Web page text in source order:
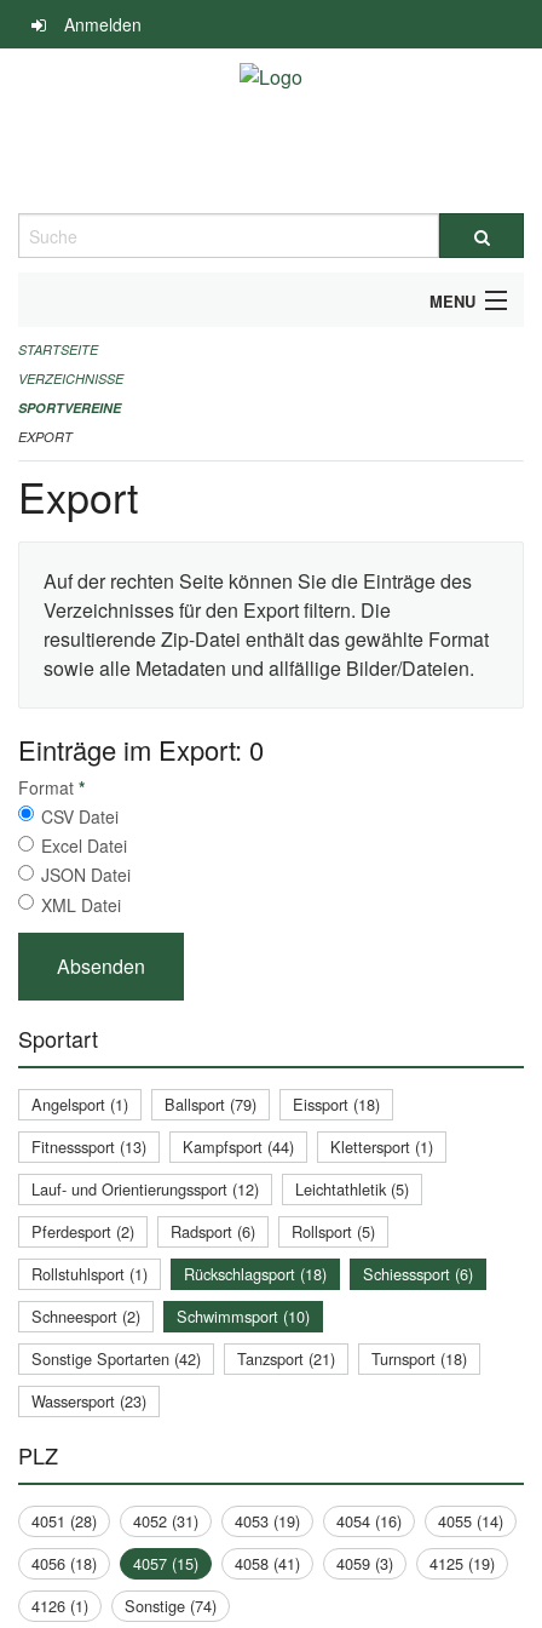
Navigation
überspringen
Anmelden
Suche
MENU
ALLGEMEINE INFORMATIONEN
FINANZIELLE UNTERSTÜTZUNG BENÖTIGT?
KONTAKT
STARTSEITE
VERZEICHNISSE
SPORTVEREINE
EXPORT
Export
Auf der rechten Seite können Sie die Einträge des
Verzeichnisses für den Export filtern. Die
resultierende Zip-Datei enthält das gewählte Format
sowie alle Metadaten und allfällige Bilder/Dateien.
Einträge im Export: 0
Format *
CSV Datei
Excel Datei
JSON Datei
XML Datei
Sportart
Angelsport (1) Ballsport (79)
Eissport (18)
Fitnesssport (13)
Kampfsport (44)
Klettersport (1)
Lauf- und Orientierungssport (12)
Leichtathletik (5)
Pferdesport (2)
Radsport (6)
Rollsport (5)
Rollstuhlsport (1)
Rückschlagsport (18)
Schiesssport (6)
Schneesport (2)
Schwimmsport (10)
Sonstige Sportarten (42)
Tanzsport (21)
Turnsport (18)
Wassersport (23)
PLZ
4051 (28) 4052 (31) 4053 (19) 4054 (16)
4055 (14)
4056 (18)
4057 (15) 4058 (41) 4059 (3)
4125 (19)
4126 (1)
Sonstige (74)